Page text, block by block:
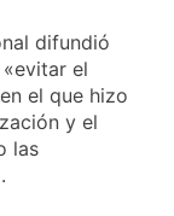
difundió
el
el que hizo
y el
las